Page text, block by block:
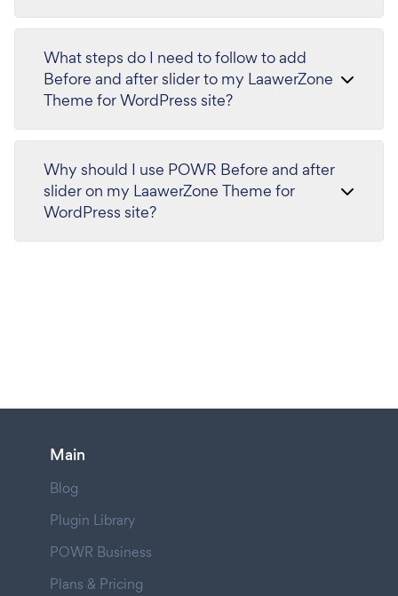
What steps do I need to follow to add
Before and after slider to my LaawerZone
Theme for WordPress site?
Why should I use POWR Before and after
slider on my LaawerZone Theme for
WordPress site?
Main
Blog
Plugin Library
POWR Business
Plans & Pricing